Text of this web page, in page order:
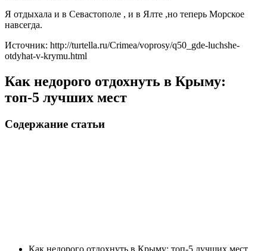
Я отдыхала и в Севастополе , и в Ялте ,но теперь Морское
навсегда.
Источник: http://turtella.ru/Crimea/voprosy/q50_gde-luchshe-
otdyhat-v-krymu.html
Как недорого отдохнуть в Крыму:
топ-5 лучших мест
Содержание статьи
Как недорого отдохнуть в Крыму: топ-5 лучших мест